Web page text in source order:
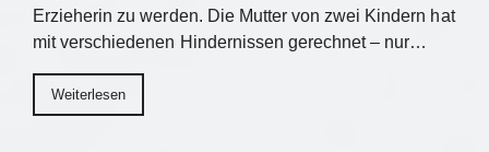
Erzieherin zu werden. Die Mutter von zwei Kindern hat
mit verschiedenen Hindernissen gerechnet – nur…
Weiterlesen